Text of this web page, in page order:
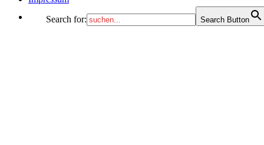
Search for: Search Button